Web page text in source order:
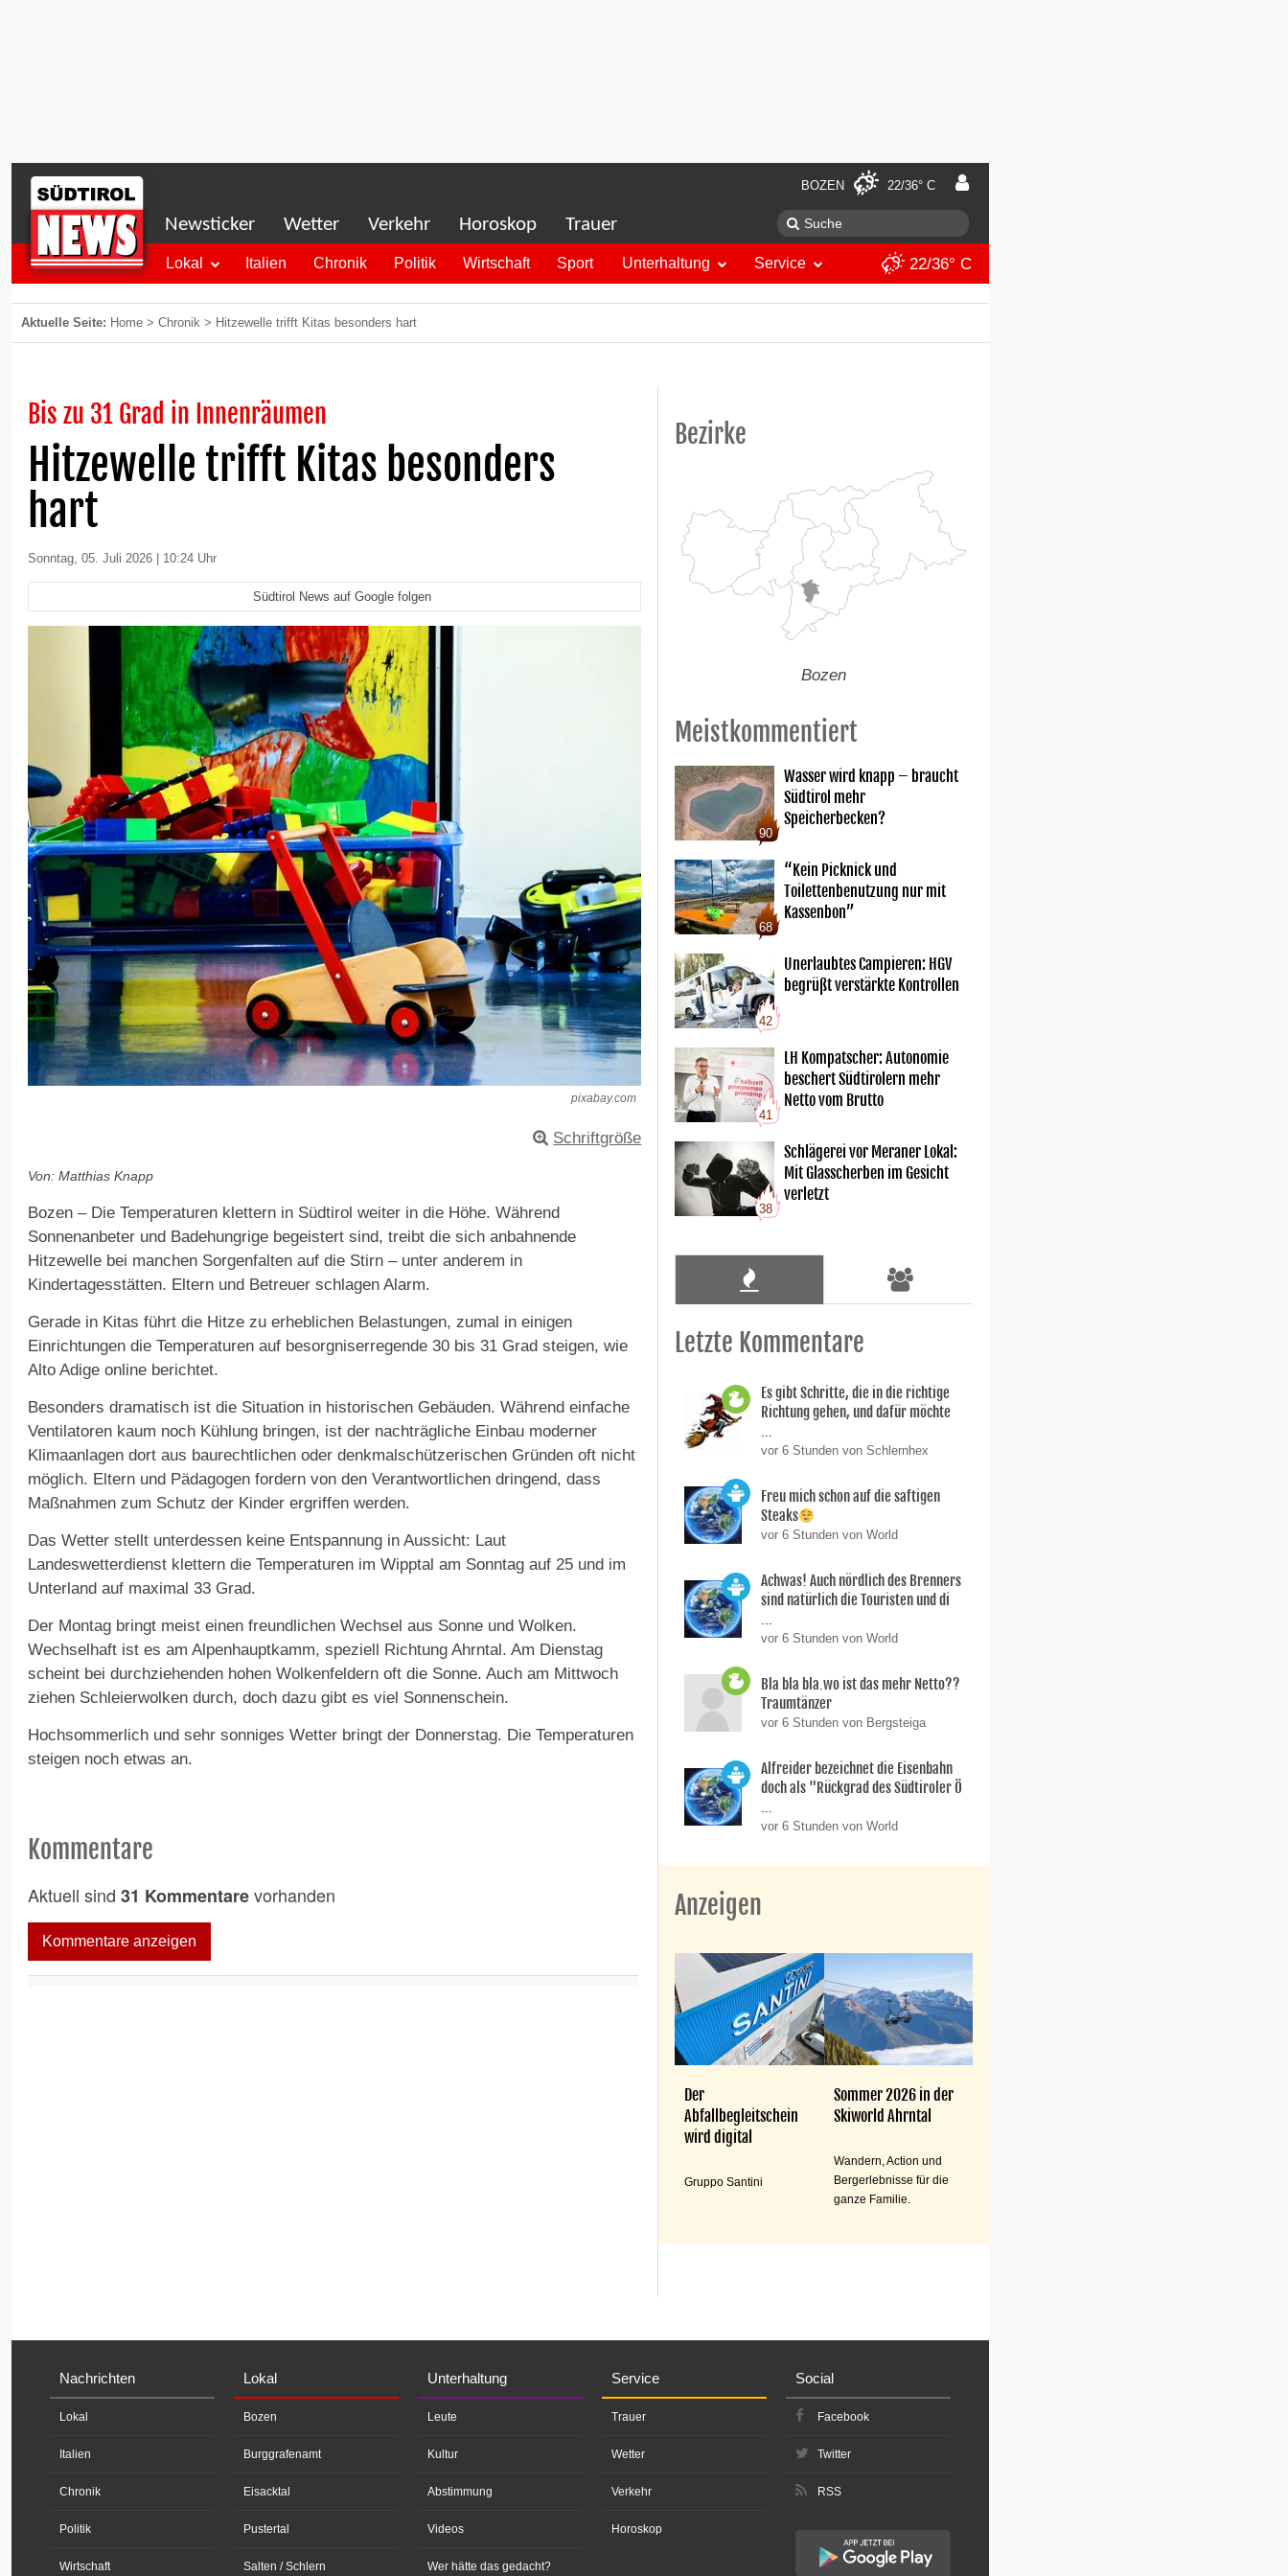
BOZEN 22/36° C
Newsticker Wetter Verkehr Horoskop Trauer
Lokal Italien Chronik Politik Wirtschaft Sport Unterhaltung Service 22/36° C
Aktuelle Seite: Home > Chronik > Hitzewelle trifft Kitas besonders hart
Bis zu 31 Grad in Innenräumen
Hitzewelle trifft Kitas besonders
hart
Sonntag, 05. Juli 2026 | 10:24 Uhr
Südtirol News auf Google folgen
pixabay.com
Schriftgröße
Von: Matthias Knapp
Bozen – Die Temperaturen klettern in Südtirol weiter in die Höhe. Während
Sonnenanbeter und Badehungrige begeistert sind, treibt die sich anbahnende
Hitzewelle bei manchen Sorgenfalten auf die Stirn – unter anderem in
Kindertagesstätten. Eltern und Betreuer schlagen Alarm.
Gerade in Kitas führt die Hitze zu erheblichen Belastungen, zumal in einigen
Einrichtungen die Temperaturen auf besorgniserregende 30 bis 31 Grad steigen, wie
Alto Adige online berichtet.
Besonders dramatisch ist die Situation in historischen Gebäuden. Während einfache
Ventilatoren kaum noch Kühlung bringen, ist der nachträgliche Einbau moderner
Klimaanlagen dort aus baurechtlichen oder denkmalschützerischen Gründen oft nicht
möglich. Eltern und Pädagogen fordern von den Verantwortlichen dringend, dass
Maßnahmen zum Schutz der Kinder ergriffen werden.
Das Wetter stellt unterdessen keine Entspannung in Aussicht: Laut
Landeswetterdienst klettern die Temperaturen im Wipptal am Sonntag auf 25 und im
Unterland auf maximal 33 Grad.
Der Montag bringt meist einen freundlichen Wechsel aus Sonne und Wolken.
Wechselhaft ist es am Alpenhauptkamm, speziell Richtung Ahrntal. Am Dienstag
scheint bei durchziehenden hohen Wolkenfeldern oft die Sonne. Auch am Mittwoch
ziehen Schleierwolken durch, doch dazu gibt es viel Sonnenschein.
Hochsommerlich und sehr sonniges Wetter bringt der Donnerstag. Die Temperaturen
steigen noch etwas an.
Kommentare
Aktuell sind 31 Kommentarevorhanden
Kommentare anzeigen
Bezirke
Bozen
Meistkommentiert
90
Wasser wird knapp – braucht
Südtirol mehr
Speicherbecken?
68
“Kein Picknick und
Toilettenbenutzung nur mit
Kassenbon”
42
Unerlaubtes Campieren: HGV
begrüßt verstärkte Kontrollen
41
LH Kompatscher: Autonomie
beschert Südtirolern mehr
Netto vom Brutto
38
Schlägerei vor Meraner Lokal:
Mit Glasscherben im Gesicht
verletzt
Letzte Kommentare
Es gibt Schritte, die in die richtige
Richtung gehen, und dafür möchte
...
vor 6 Stunden von Schlernhex
Freu mich schon auf die saftigen
Steaks
vor 6 Stunden von World
Achwas! Auch nördlich des Brenners
sind natürlich die Touristen und di
...
vor 6 Stunden von World
Bla bla bla.wo ist das mehr Netto??
Traumtänzer
vor 6 Stunden von Bergsteiga
Alfreider bezeichnet die Eisenbahn
doch als "Rückgrad des Südtiroler Ö
...
vor 6 Stunden von World
Anzeigen
Der
Abfallbegleitschein
wird digital
Gruppo Santini
Sommer 2026 in der
Skiworld Ahrntal
Wandern, Action und
Bergerlebnisse für die
ganze Familie.
Nachrichten
Lokal
Italien
Chronik
Politik
Wirtschaft
Lokal
Bozen
Burggrafenamt
Eisacktal
Pustertal
Salten / Schlern
Unterhaltung
Leute
Kultur
Abstimmung
Videos
Wer hätte das gedacht?
Service
Trauer
Wetter
Verkehr
Horoskop
Social
Facebook
Twitter
RSS